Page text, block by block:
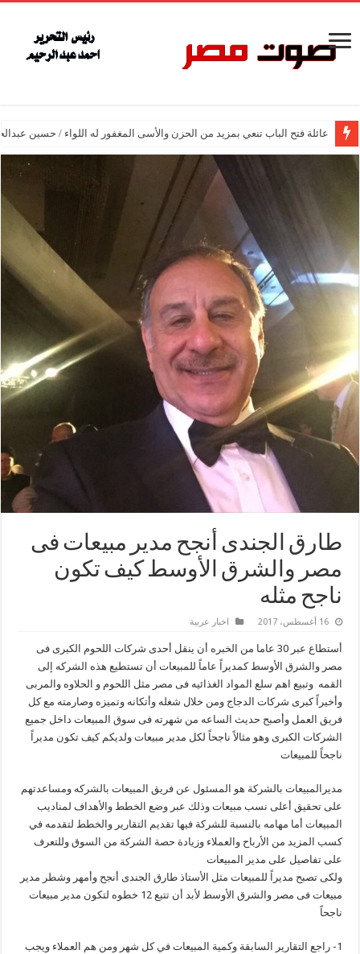
عائلة فتح الباب تنعي بمزيد من الحزن والأسى المغفور له اللواء / حسين
طارق الجندى أنجح مدير مبيعات فى
مصر والشرق الأوسط كيف تكون
ناجح مثله
16 أغسطس، 2017 اخبار عربية
أستطاع عبر 30 عاما من الخبره أن ينقل أحدى شركات اللحوم الكبرى فى
مصر والشرق الأوسط كمديراً عاماً للمبيعات أن تستطيع هذه الشركه إلى
القمه وتبيع اهم سلع المواد الغذائيه فى مصر مثل اللحوم و الحلاوه والمربى
وأخيراً كبرى شركات الدجاج ومن خلال شغله وأتكانه وتميزه وصارمته مع كل
فريق العمل وأصبح حديث الساعه من شهرته فى سوق المبيعات داخل جميع
الشركات الكبرى وهو مثالاً ناجحاً لكل مدير مبيعات ولديكم كيف تكون مديراً
ناجحاً للمبيعات
مديرالمبيعات بالشركة هو المسئول عن فريق المبيعات بالشركه ومساعدتهم
على تحقيق أعلى نسب مبيعات وذلك عبر وضع الخطط والأهداف لمناديب
المبيعات أما مهامه بالنسبة للشركة فيها تقديم التقارير والخطط لتقدمه في
كسب المزيد من الأرباح والعملاء وزيادة حصة الشركة من السوق وللتعرف
على تفاصيل على مدير المبيعات
ولكى تصبح مديراً للمبيعات مثل الأستاذ طارق الجندى أنجح وأمهر وشطر مدير
مبيعات فى مصر والشرق الأوسط لأبد أن تتبع 12 خطوه لتكون مدير مبيعات
ناجحاً
1- راجع التقارير السابقة وكمية المبيعات في كل شهر ومن هم العملاء ويجب